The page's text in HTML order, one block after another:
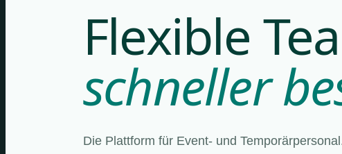
Flexible
schneller
Die Plattform für Event- und